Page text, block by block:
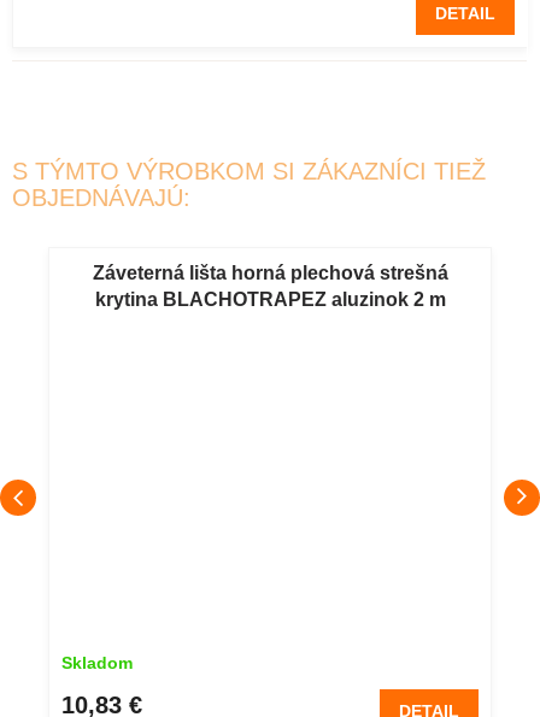
DETAIL
S TÝMTO VÝROBKOM SI ZÁKAZNÍCI TIEŽ
OBJEDNÁVAJÚ:
Záveterná lišta horná plechová strešná
krytina BLACHOTRAPEZ aluzinok 2 m
Skladom
10,83 € DETAIL